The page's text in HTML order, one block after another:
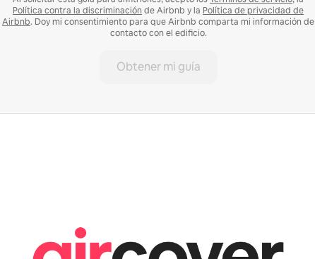
Política contra la discriminación de Airbnb y la Política de privacidad de
Airbnb. Doy mi consentimiento para que Airbnb comparta mi información de
contacto con el edificio.
Obtener mi guía